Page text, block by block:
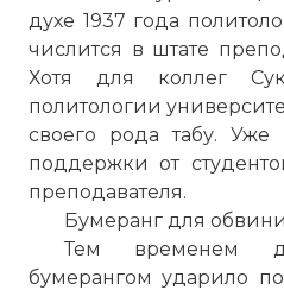
духе 1937 года
числится в штате
Хотя для коллег
политологии
своего рода табу.
поддержки от
преподавателя.
Бумеранг для
Тем временем
бумерангом ударило